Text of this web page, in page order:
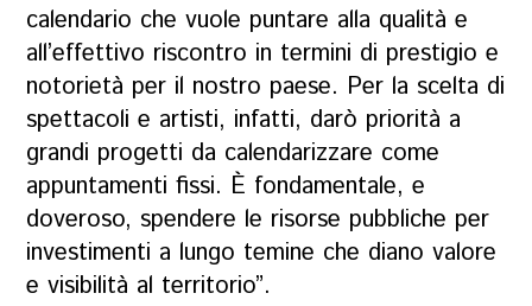
calendario che vuole puntare alla qualità e
all’effettivo riscontro in termini di prestigio e
notorietà per il nostro paese. Per la scelta di
spettacoli e artisti, infatti, darò priorità a
grandi progetti da calendarizzare come
appuntamenti fissi. È fondamentale, e
doveroso, spendere le risorse pubbliche per
investimenti a lungo temine che diano valore
e visibilità al territorio”.